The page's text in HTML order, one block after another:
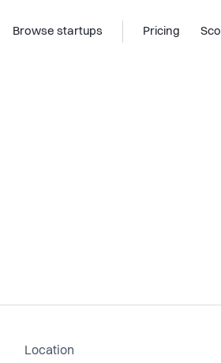
Browse startups Pricing
Location